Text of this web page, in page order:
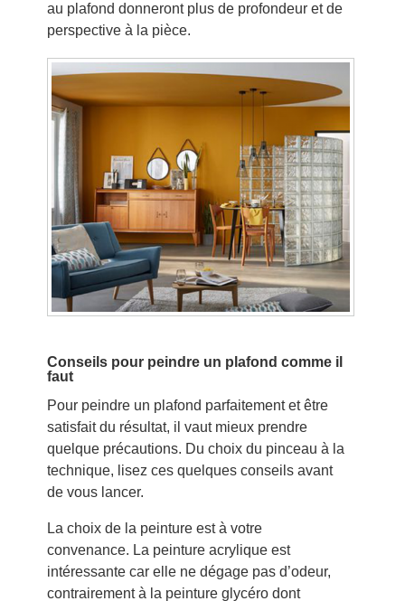
au plafond donneront plus de profondeur et de
perspective à la pièce.
Conseils pour peindre un plafond comme il
faut
Pour peindre un plafond parfaitement et être
satisfait du résultat, il vaut mieux prendre
quelque précautions. Du choix du pinceau à la
technique, lisez ces quelques conseils avant
de vous lancer.
La choix de la peinture est à votre
convenance. La peinture acrylique est
intéressante car elle ne dégage pas d’odeur,
contrairement à la peinture glycéro dont